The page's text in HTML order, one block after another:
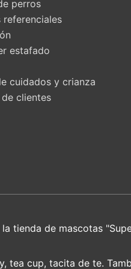
perros
referenciales
estafado
cuidados y crianza
de clientes
la tienda de mascotas
tea cup, tacita de te.